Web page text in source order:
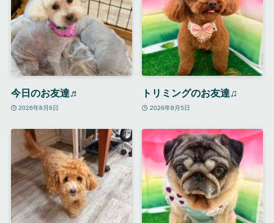
今日のお友達♬
2026年8月6日
トリミングのお友達♫
2026年8月5日